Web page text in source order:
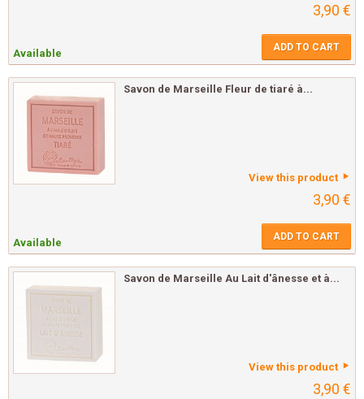
3,90 €
Available ADD TO CART
Savon de Marseille Fleur de tiaré à...
View this product
3,90 €
Available ADD TO CART
Savon de Marseille Au Lait d'ânesse et à...
View this product
3,90 €